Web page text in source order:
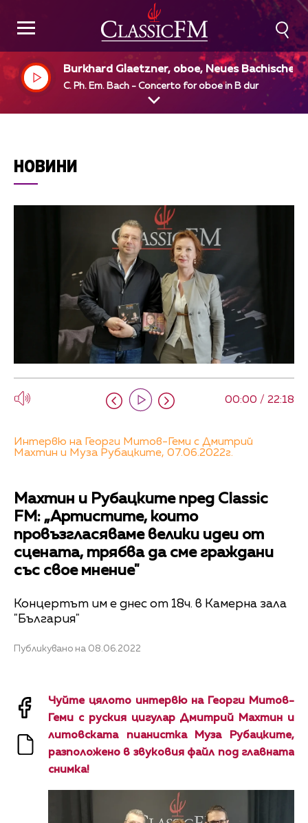
Burkhard Glaetzner, oboe, Neues Bachisches
ollegium Musicum, Leipzig, Max Pommer, dir
C. Ph. Em. Bach - Concerto for oboe in B dur
НОВИНИ
00:00 / 22:18
Интервю на Георги Митов-Геми с Дмитрий
Махтин и Муза Рубацките, 07.06.2022г.
Махтин и Рубацките пред Classic
FM: „Артистите, които
провъзгласяваме велики идеи от
сцената, трябва да сме граждани
със свое мнение"
Концертът им е днес от 18ч. в Камерна зала
"България"
Публикувано на 08.06.2022
Чуйте цялото интервю на Георги Митов-
Геми с руския цигулар Дмитрий Махтин и
литовската пианистка Муза Рубацките,
разположено в звуковия файл под главната
снимка!